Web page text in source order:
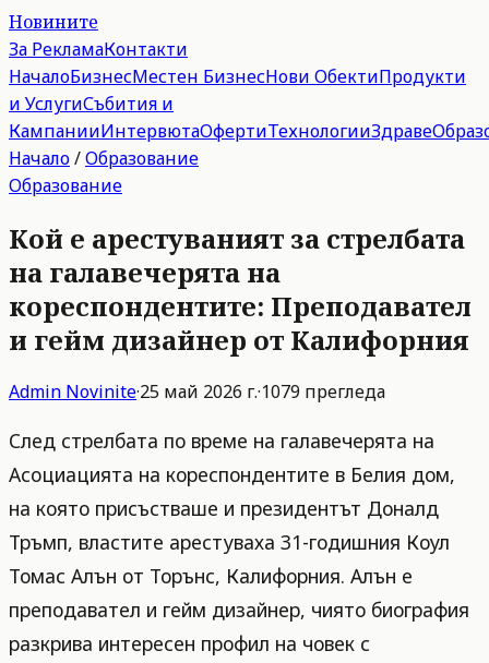
Новините
За РекламаКонтакти
НачалоБизнесМестен БизнесНови ОбектиПродукти
и УслугиСъбития и
КампанииИнтервютаОфертиТехнологииЗдраве
Начало/Образование
Образование
Кой е арестуваният за стрелбата
на галавечерята на
кореспондентите: Преподавател
и гейм дизайнер от Калифорния
Admin Novinite·25 май 2026 г.·1079 прегледа
След стрелбата по време на галавечерята на
Асоциацията на кореспондентите в Белия дом,
на която присъстваше и президентът Доналд
Тръмп, властите арестуваха 31-годишния Коул
Томас Алън от Торънс, Калифорния. Алън е
преподавател и гейм дизайнер, чиято биография
разкрива интересен профил на човек с